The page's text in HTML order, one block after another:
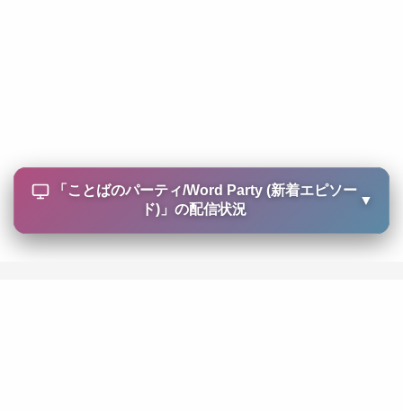
「 ことばのパーティ/Word Party (新着エピソー
ド) 」の配信状況
▼